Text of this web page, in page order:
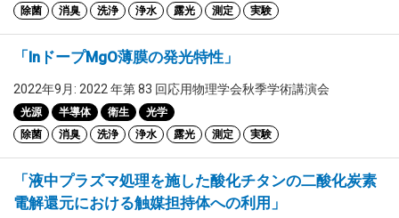
除菌
消臭 洗浄 浄水 露光 測定 実験
「InドープMgO薄膜の発光特性」
2022年9月: 2022 年第 83 回応用物理学会秋季学術講演会
光源 半導体 衛生
光学
除菌
消臭 洗浄 浄水 露光 測定 実験
「液中プラズマ処理を施した酸化チタンの二酸化炭素
電解還元における触媒担持体への利用」